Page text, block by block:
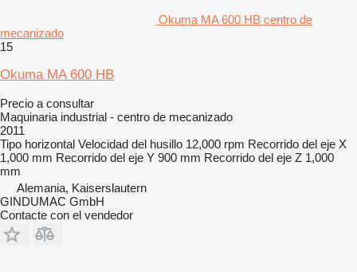
Okuma MA 600 HB centro de
mecanizado
15
Okuma MA 600 HB
Precio a consultar
Maquinaria industrial - centro de mecanizado
2011
Tipo horizontal Velocidad del husillo 12,000 rpm Recorrido del eje X
1,000 mm Recorrido del eje Y 900 mm Recorrido del eje Z 1,000
mm
Alemania, Kaiserslautern
GINDUMAC GmbH
Contacte con el vendedor